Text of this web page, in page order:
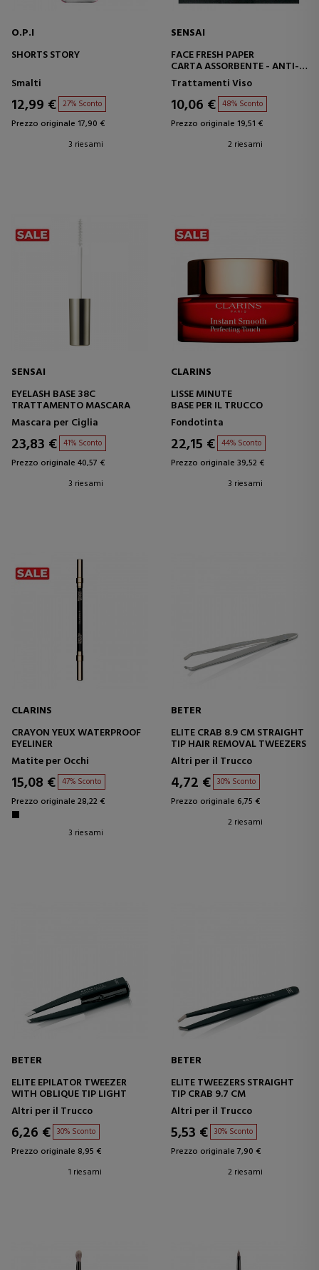
O.P.I
SHORTS STORY
Smalti
12,99 € 27% Sconto
Prezzo originale 17,90 €
3 riesami
SENSAI
FACE FRESH PAPER
CARTA ASSORBENTE - ANTI-
LUCIDO
Trattamenti Viso
10,06 € 48% Sconto
Prezzo originale 19,51 €
2 riesami
SENSAI
EYELASH BASE 38C
TRATTAMENTO MASCARA
Mascara per Ciglia
23,83 € 41% Sconto
Prezzo originale 40,57 €
3 riesami
CLARINS
LISSE MINUTE
BASE PER IL TRUCCO
Fondotinta
22,15 € 44% Sconto
Prezzo originale 39,52 €
3 riesami
CLARINS
CRAYON YEUX WATERPROOF
EYELINER
Matite per Occhi
15,08 € 47% Sconto
Prezzo originale 28,22 €
3 riesami
BETER
ELITE CRAB 8.9 CM STRAIGHT
TIP HAIR REMOVAL TWEEZERS
Altri per il Trucco
4,72 € 30% Sconto
Prezzo originale 6,75 €
2 riesami
BETER
ELITE EPILATOR TWEEZER
WITH OBLIQUE TIP LIGHT
Altri per il Trucco
6,26 € 30% Sconto
Prezzo originale 8,95 €
1 riesami
BETER
ELITE TWEEZERS STRAIGHT
TIP CRAB 9.7 CM
Altri per il Trucco
5,53 € 30% Sconto
Prezzo originale 7,90 €
2 riesami